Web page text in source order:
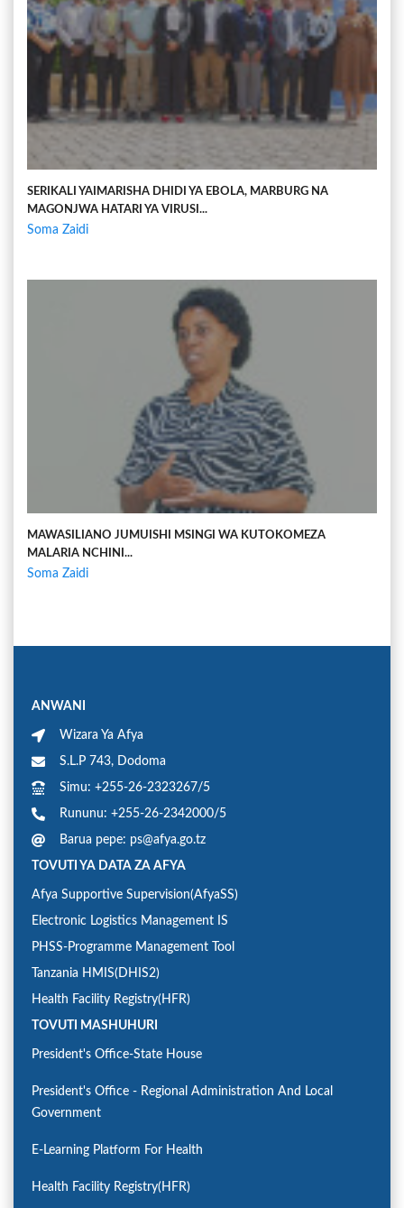
SERIKALI YAIMARISHA DHIDI YA EBOLA, MARBURG NA
MAGONJWA HATARI YA VIRUSI...
Soma Zaidi
MAWASILIANO JUMUISHI MSINGI WA KUTOKOMEZA
MALARIA NCHINI...
Soma Zaidi
ANWANI
Wizara Ya Afya
S.L.P 743, Dodoma
Simu: +255-26-2323267/5
Rununu: +255-26-2342000/5
Barua pepe: ps@afya.go.tz
TOVUTI YA DATA ZA AFYA
Afya Supportive Supervision(AfyaSS)
Electronic Logistics Management IS
PHSS-Programme Management Tool
Tanzania HMIS(DHIS2)
Health Facility Registry(HFR)
TOVUTI MASHUHURI
President's Office-State House
President's Office - Regional Administration And Local
Government
E-Learning Platform For Health
Health Facility Registry(HFR)